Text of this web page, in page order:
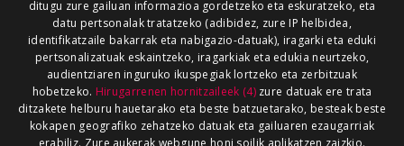
ditugu zure gailuan informazioa gordetzeko eta eskuratzeko, eta
datu pertsonalak tratatzeko (adibidez, zure IP helbidea,
identifikatzaile bakarrak eta nabigazio-datuak), iragarki eta eduki
pertsonalizatuak eskaintzeko, iragarkiak eta edukia neurtzeko,
audientziaren inguruko ikuspegiak lortzeko eta zerbitzuak
hobetzeko. Hirugarrenen hornitzaileek (4)zure datuak ere trata
ditzakete helburu hauetarako eta beste batzuetarako, besteak beste
kokapen geografiko zehatzeko datuak eta gailuaren ezaugarriak
erabiliz. Zure aukerak webgune honi soilik aplikatzen zaizkio.